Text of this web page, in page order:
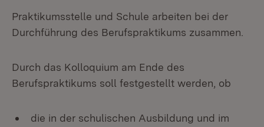
Praktikumsstelle und Schule arbeiten bei der
Durchführung des Berufspraktikums zusammen.
Durch das Kolloquium am Ende des
Berufspraktikums soll festgestellt werden, ob
die in der schulischen Ausbildung und im